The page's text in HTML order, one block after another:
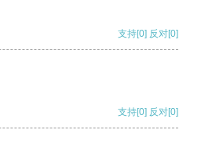
支持[0] 反对[0]
支持[0] 反对[0]